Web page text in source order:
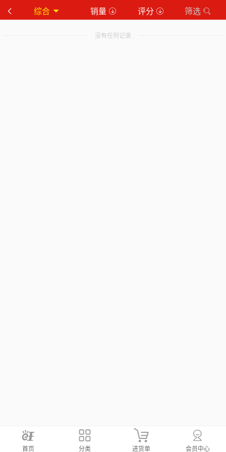
综合 销量 评分 筛选
没有任何记录
首页 分类 进货单 会员中心